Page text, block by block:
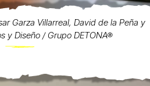
Garza Villarreal, David de la Peña y
y Diseño / Grupo DETONA®